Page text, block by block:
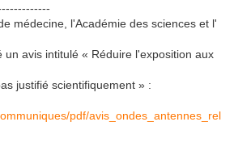
médecine, l'Académie des sciences et l'
un avis intitulé « Réduire l'exposition aux
justifié scientifiquement » :
pdf/avis_ondes_antennes_rel